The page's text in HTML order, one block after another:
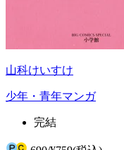
山科けいすけ
少年・青年マンガ
完結